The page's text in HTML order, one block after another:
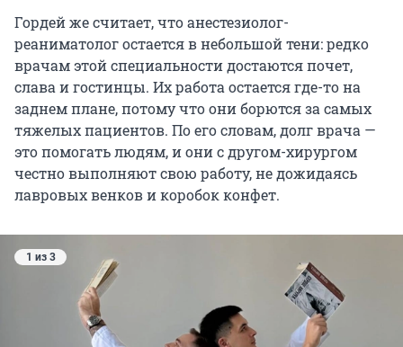
Гордей же считает, что анестезиолог-
реаниматолог остается в небольшой тени: редко
врачам этой специальности достаются почет,
слава и гостинцы. Их работа остается где-то на
заднем плане, потому что они борются за самых
тяжелых пациентов. По его словам, долг врача —
это помогать людям, и они с другом-хирургом
честно выполняют свою работу, не дожидаясь
лавровых венков и коробок конфет.
1 из 3